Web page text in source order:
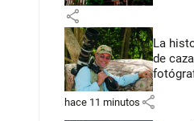
share
La
de
hace 11 minutos share